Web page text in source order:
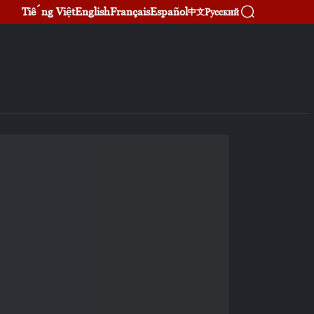
Tiếng ViệtEnglishFrançaisEspañol中文Русский